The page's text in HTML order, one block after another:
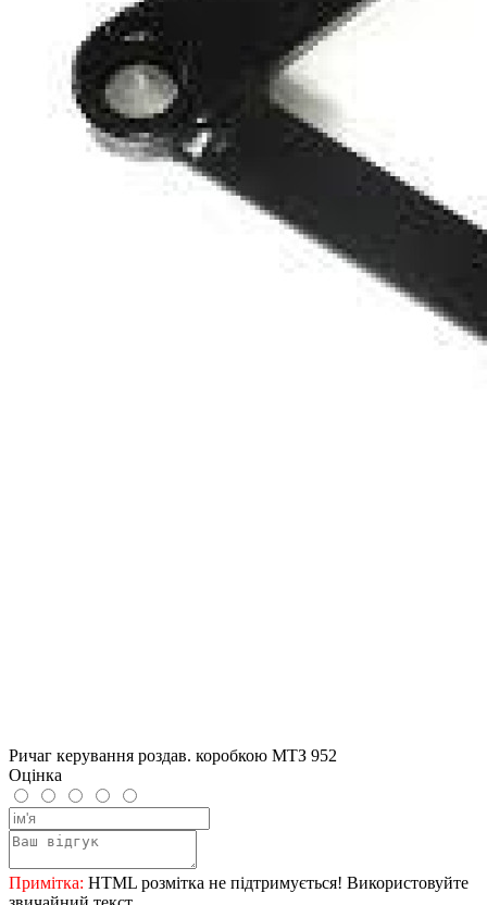
Ричаг керування роздав. коробкою МТЗ 952
Оцінка
Примітка: HTML розмітка не підтримується! Використовуйте